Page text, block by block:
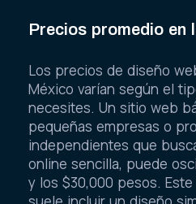
Precios promedio en
Los precios de diseño
México varían según el
necesites. Un sitio web
pequeñas empresas o
independientes que
online sencilla, puede
y los $30,000 pesos.